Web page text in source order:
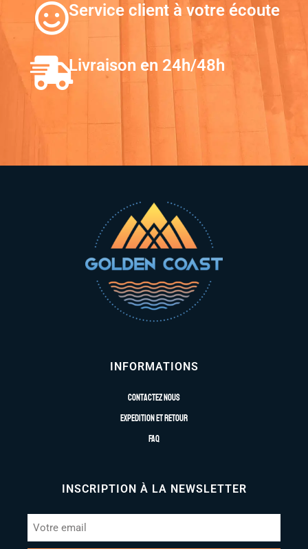
Service client à votre écoute
Livraison en 24h/48h
INFORMATIONS
Contactez nous
Expedition et retour
FAQ
INSCRIPTION À LA NEWSLETTER